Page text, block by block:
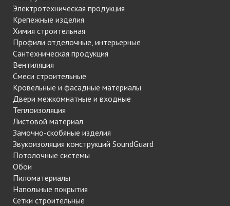
Электротехническая продукция
Крепежные изделия
Химия строительная
Профили отделочные, интерьерные
Сантехническая продукция
Вентиляция
Смеси строительные
Кровельные и фасадные материалы
Двери межкомнатные и входные
Теплоизоляция
Листовой материал
Замочно-скобяные изделия
Звукоизоляция конструкций SoundGuard
Потолочные системы
Обои
Пиломатериалы
Напольные покрытия
Сетки строительные